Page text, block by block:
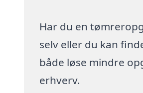
Har du en
selv eller du kan
både løse mindre
erhverv.